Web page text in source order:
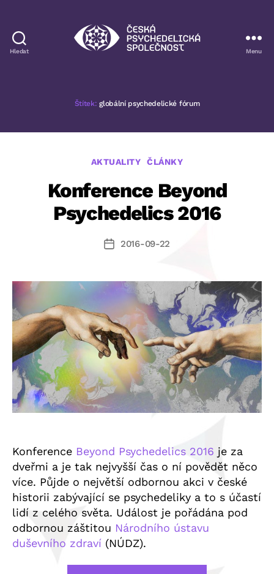
Hledat Menu
Štítek: globální psychedelické fórum
Rubriky
AKTUALITY ČLÁNKY
Konference Beyond
Psychedelics 2016
Datum
2016-09-22
Konference Beyond Psychedelics 2016 je za
dveřmi a je tak nejvyšší čas o ní povědět něco
více. Půjde o největší odbornou akci v české
historii zabývající se psychedeliky a to s účastí
lidí z celého světa. Událost je pořádána pod
odbornou záštitou Národního ústavu
duševního zdraví (NÚDZ).